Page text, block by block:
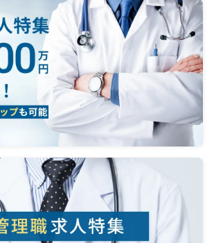
【夜間
＜当
勤務
救急
当直1
対応
度（
て）
当直
査技